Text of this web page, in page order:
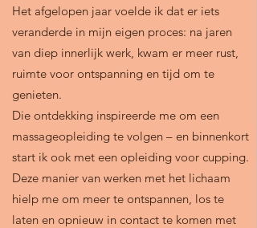
Het afgelopen jaar voelde ik dat er iets
veranderde in mijn eigen proces: na jaren
van diep innerlijk werk, kwam er meer rust,
ruimte voor ontspanning en tijd om te
genieten.
Die ontdekking inspireerde me om een
massageopleiding te volgen – en binnenkort
start ik ook met een opleiding voor cupping.
Deze manier van werken met het lichaam
hielp me om meer te ontspannen, los te
laten en opnieuw in contact te komen met